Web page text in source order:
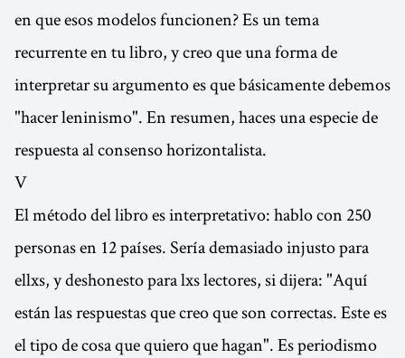
en que esos modelos funcionen? Es un tema
recurrente en tu libro, y creo que una forma de
interpretar su argumento es que básicamente debemos
"hacer leninismo". En resumen, haces una especie de
respuesta al consenso horizontalista.
V
El método del libro es interpretativo: hablo con 250
personas en 12 países. Sería demasiado injusto para
ellxs, y deshonesto para lxs lectores, si dijera: "Aquí
están las respuestas que creo que son correctas. Este es
el tipo de cosa que quiero que hagan". Es periodismo